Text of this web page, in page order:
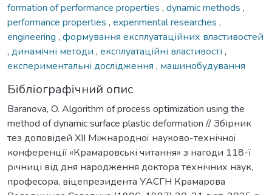
formation of performance properties , dynamic methods ,
performance properties , experimental researches ,
engineering , формування експлуатаційних властивостей
, динамічні методи , експлуатаційні властивості ,
експериментальні дослідження , машинобудування
Бібліографічний опис
Baranova, O. Algorithm of process optimization using the
method of dynamic surface plastic deformation // Збірник
тез доповідей XII Міжнародної науково-технічної
конференції «Крамаровські читання» з нагоди 118-ї
річниці від дня народження доктора технічних наук,
професора, віцепрезидента УАСГН Крамарова